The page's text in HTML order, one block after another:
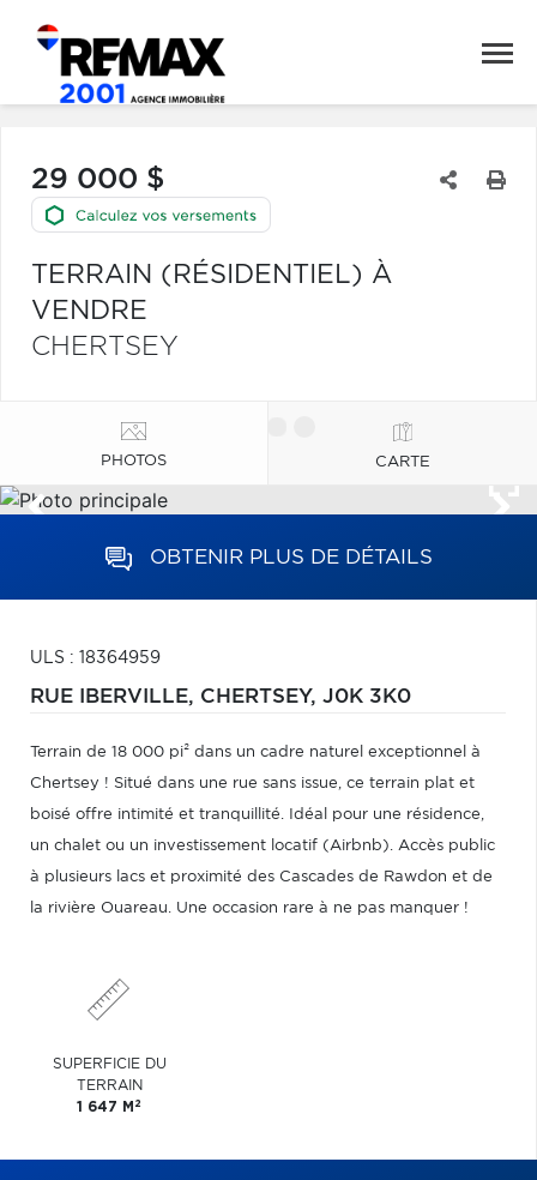
29 000 $
TERRAIN (RÉSIDENTIEL) À
VENDRE
CHERTSEY
PHOTOS CARTE
OBTENIR PLUS DE DÉTAILS
ULS : 18364959
RUE IBERVILLE, CHERTSEY, J0K 3K0
Terrain de 18 000 pi² dans un cadre naturel exceptionnel à
Chertsey ! Situé dans une rue sans issue, ce terrain plat et
boisé offre intimité et tranquillité. Idéal pour une résidence,
un chalet ou un investissement locatif (Airbnb). Accès public
à plusieurs lacs et proximité des Cascades de Rawdon et de
la rivière Ouareau. Une occasion rare à ne pas manquer !
SUPERFICIE DU
TERRAIN
1 647 M 2